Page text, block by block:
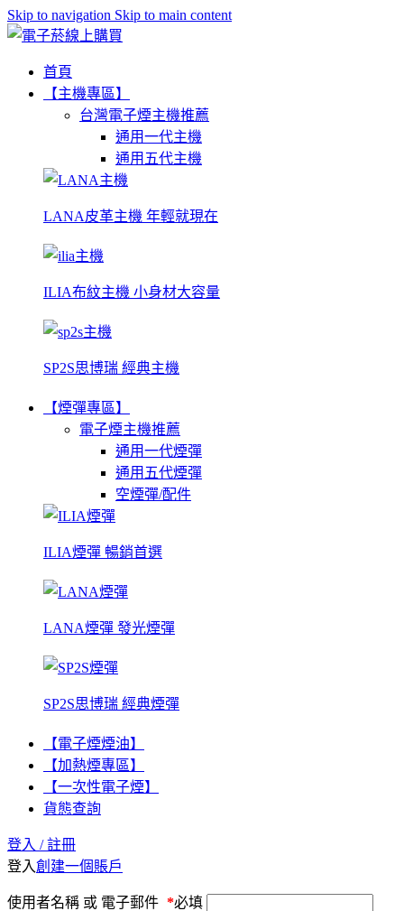
Skip to navigation Skip to main content
首頁
【主機專區】
台灣電子煙主機推薦
通用一代主機
通用五代主機
LANA皮革主機 年輕就現在
ILIA布紋主機 小身材大容量
SP2S思博瑞 經典主機
【煙彈專區】
電子煙主機推薦
通用一代煙彈
通用五代煙彈
空煙彈/配件
ILIA煙彈 暢銷首選
LANA煙彈 發光煙彈
SP2S思博瑞 經典煙彈
【電子煙煙油】
【加熱煙專區】
【一次性電子煙】
貨態查詢
登入 / 註冊
登入創建一個賬戶
使用者名稱 或 電子郵件 *必填